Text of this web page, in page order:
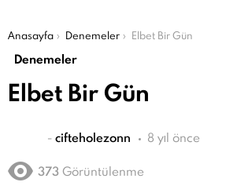
Şu an buradasın:
Anasayfa Denemeler Elbet Bir Gün
Denemeler
Elbet Bir Gün
- cifteholezonn 8 yıl önce
373 Görüntülenme